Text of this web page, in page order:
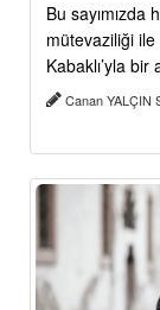
Bu sayımızda
mütevaziliği
Kabaklı’yla
Canan YALÇIN